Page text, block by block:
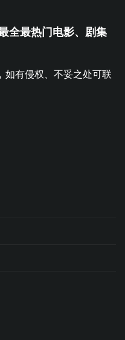
全最热门电影、剧集
如有侵权、不妥之处可联